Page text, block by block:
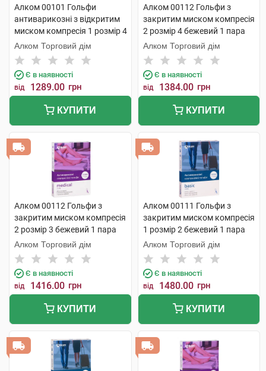
Алком 00101 Гольфи
антиварикозні з відкритим
миском компресія 1 розмір 4
бежевий 1 пара
Алком Торговий дім
Є в наявності
від 1289.00 грн
КУПИТИ
Алком 00112 Гольфи з
закритим миском компресія
2 розмір 4 бежевий 1 пара
Алком Торговий дім
Є в наявності
від 1384.00 грн
КУПИТИ
Алком 00112 Гольфи з
закритим миском компресія
2 розмір 3 бежевий 1 пара
Алком Торговий дім
Є в наявності
від 1416.00 грн
КУПИТИ
Алком 00111 Гольфи з
закритим миском компресія
1 розмір 2 бежевий 1 пара
Алком Торговий дім
Є в наявності
від 1480.00 грн
КУПИТИ